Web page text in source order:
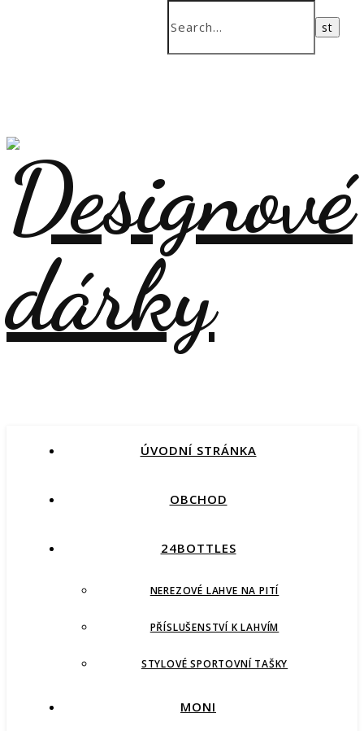
ÚVODNÍ STRÁNKA
OBCHOD
24BOTTLES
NEREZOVÉ LAHVE NA PITÍ
PŘÍSLUŠENSTVÍ K LAHVÍM
STYLOVÉ SPORTOVNÍ TAŠKY
MONI